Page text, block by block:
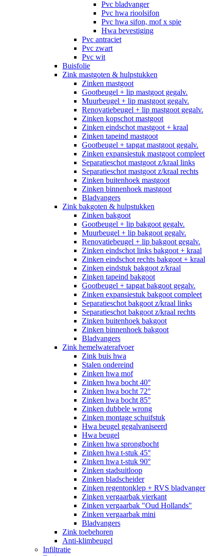
Pvc bladvanger
Pvc hwa rioolsifon
Pvc hwa sifon, mof x spie
Hwa bevestiging
Pvc antraciet
Pvc zwart
Pvc wit
Buisfolie
Zink mastgoten & hulpstukken
Zinken mastgoot
Gootbeugel + lip mastgoot gegalv.
Muurbeugel + lip mastgoot gegalv.
Renovatiebeugel + lip mastgoot gegalv.
Zinken kopschot mastgoot
Zinken eindschot mastgoot + kraal
Zinken tapeind mastgoot
Gootbeugel + tapgat mastgoot gegalv.
Zinken expansiestuk mastgoot compleet
Separatieschot mastgoot z/kraal links
Separatieschot mastgoot z/kraal rechts
Zinken buitenhoek mastgoot
Zinken binnenhoek mastgoot
Bladvangers
Zink bakgoten & hulpstukken
Zinken bakgoot
Gootbeugel + lip bakgoot gegalv.
Muurbeugel + lip bakgoot gegalv.
Renovatiebeugel + lip bakgoot gegalv.
Zinken eindschot links bakgoot + kraal
Zinken eindschot rechts bakgoot + kraal
Zinken eindstuk bakgoot z/kraal
Zinken tapeind bakgoot
Gootbeugel + tapgat bakgoot gegalv.
Zinken expansiestuk bakgoot compleet
Separatieschot bakgoot z/kraal links
Separatieschot bakgoot z/kraal rechts
Zinken buitenhoek bakgoot
Zinken binnenhoek bakgoot
Bladvangers
Zink hemelwaterafvoer
Zink buis hwa
Stalen ondereind
Zinken hwa mof
Zinken hwa bocht 40°
Zinken hwa bocht 72°
Zinken hwa bocht 85°
Zinken dubbele wrong
Zinken montage schuifstuk
Hwa beugel gegalvaniseerd
Hwa beugel
Zinken hwa sprongbocht
Zinken hwa t-stuk 45°
Zinken hwa t-stuk 90°
Zinken stadsuitloop
Zinken bladscheider
Zinken regentonklep + RVS bladvanger
Zinken vergaarbak vierkant
Zinken vergaarbak "Oud Hollands"
Zinken vergaarbak mini
Bladvangers
Zink toebehoren
Anti-klimbeugel
Infiltratie